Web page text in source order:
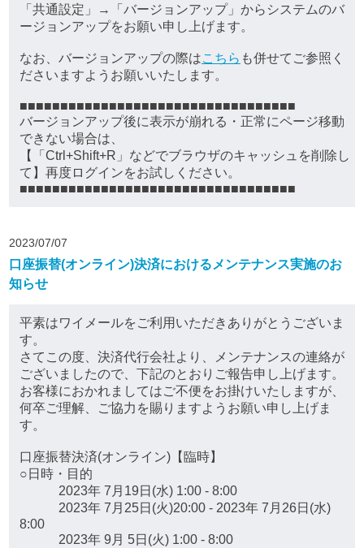
「共通設定」→「バージョンアップ」からシステムのバ
ージョンアップをお願い申し上げます。
なお、バージョンアップの際はこちら も併せてご参照く
ださいますようお願いいたします。
■■■■■■■■■■■■■■■■■■■■■■■■■■■■■■■■■■
バージョンアップ後に表示が崩れる・正常にページ移動
できない場合は、
【「Ctrl+Shift+R」などでブラウザのキャッシュを削除し
て】再度ログインをお試しください。
■■■■■■■■■■■■■■■■■■■■■■■■■■■■■■■■■■
2023/07/07
口座振替(オンライン)決済におけるメンテナンス実施のお
知らせ
平素はワイメールをご利用いただきありがとうございま
す。
さてこの度、決済代行会社より、メンテナンスの連絡が
ございましたので、下記のとおりご報告申し上げます。
お客様におかれましてはご不便をお掛けいたしますが、
何卒ご理解、ご協力を賜りますようお願い申し上げま
す。
口座振替決済(オンライン)【臨時】
○日時・目的
2023年 7月19日(水) 1:00 - 8:00
2023年 7月25日(火)20:00 - 2023年 7月26日(水)
8:00
2023年 9月 5日(火) 1:00 - 8:00